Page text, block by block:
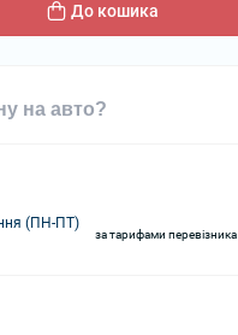
До кошика
на авто?
(ПН-ПТ)
за тарифами перевізника